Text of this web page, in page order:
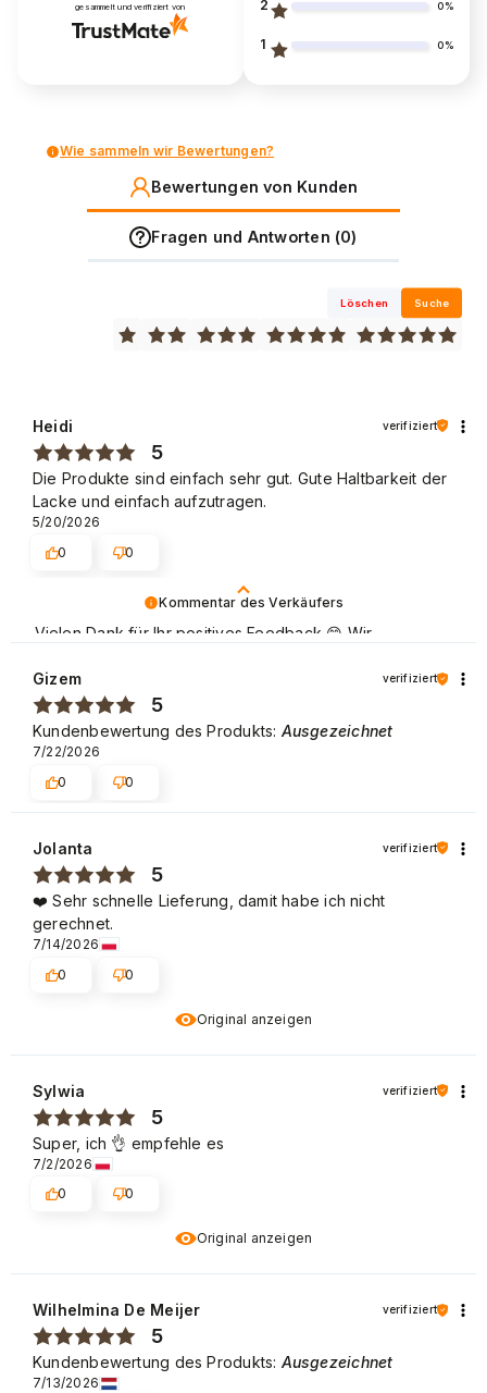
gesammelt und verifiziert von 2 0%
1 0%
Wie sammeln wir Bewertungen?
Bewertungen von Kunden
Fragen und Antworten (0)
Löschen Suche
Kommentar des Verkäufers
Vielen Dank für Ihr positives Feedback 😊 Wir
und Dienstleistungen, damit diese auf höchstem Niveau
sind. Schöne Grüße
Heidi verifiziert
5
Die Produkte sind einfach sehr gut. Gute Haltbarkeit der
Lacke und einfach aufzutragen.
5/20/2026
0
0
Gizem verifiziert
5
Kundenbewertung des Produkts: Ausgezeichnet
7/22/2026
0
0
Original anzeigen
Jolanta verifiziert
5
❤️ Sehr schnelle Lieferung, damit habe ich nicht
gerechnet.
7/14/2026
0
0
Original anzeigen
Sylwia verifiziert
5
Super, ich 👌 empfehle es
7/2/2026
0
0
Wilhelmina De Meijer verifiziert
5
Kundenbewertung des Produkts: Ausgezeichnet
7/13/2026